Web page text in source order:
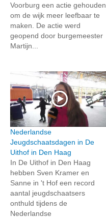
Voorburg een actie gehouden
om de wijk meer leefbaar te
maken. De actie werd
geopend door burgemeester
Martijn...
Nederlandse
Jeugdschaatsdagen in De
Uithof in Den Haag
In De Uithof in Den Haag
hebben Sven Kramer en
Sanne in 't Hof een record
aantal jeugdschaatsers
onthuld tijdens de
Nederlandse